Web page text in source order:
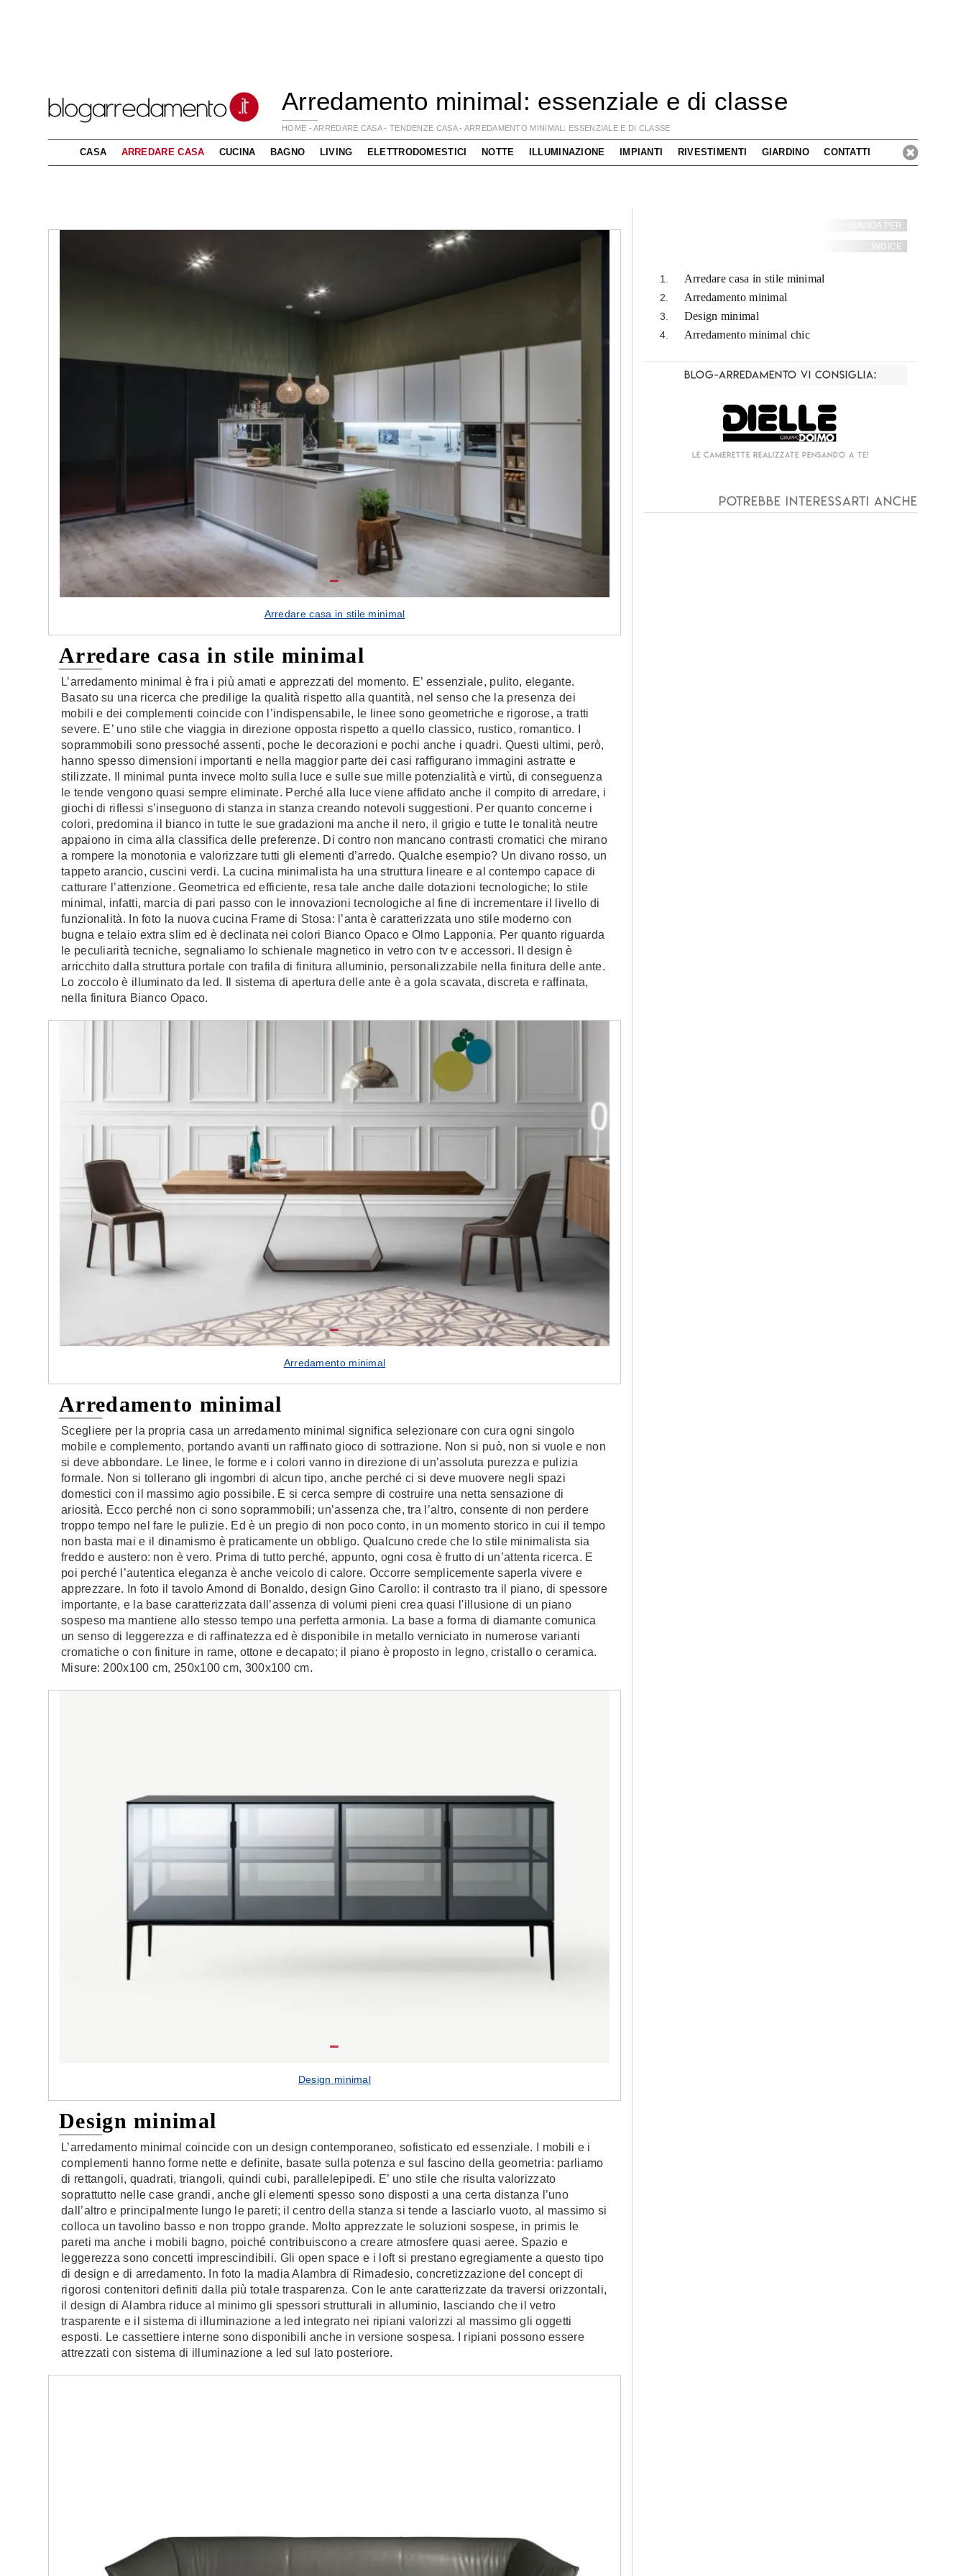
Arredamento minimal: essenziale e di classe
HOME -ARREDARE CASA- TENDENZE CASA - ARREDAMENTO MINIMAL: ESSENZIALE E DI CLASSE
CASA ARREDARE CASA CUCINA BAGNO LIVING ELETTRODOMESTICI NOTTE ILLUMINAZIONE IMPIANTI RIVESTIMENTI GIARDINO CONTATTI
Arredare casa in stile minimal
Arredare casa in stile minimal
L’arredamento minimal è fra i più amati e apprezzati del momento. E’ essenziale, pulito, elegante.
Basato su una ricerca che predilige la qualità rispetto alla quantità, nel senso che la presenza dei
mobili e dei complementi coincide con l’indispensabile, le linee sono geometriche e rigorose, a tratti
severe. E’ uno stile che viaggia in direzione opposta rispetto a quello classico, rustico, romantico. I
soprammobili sono pressoché assenti, poche le decorazioni e pochi anche i quadri. Questi ultimi, però,
hanno spesso dimensioni importanti e nella maggior parte dei casi raffigurano immagini astratte e
stilizzate. Il minimal punta invece molto sulla luce e sulle sue mille potenzialità e virtù, di conseguenza
le tende vengono quasi sempre eliminate. Perché alla luce viene affidato anche il compito di arredare, i
giochi di riflessi s’inseguono di stanza in stanza creando notevoli suggestioni. Per quanto concerne i
colori, predomina il bianco in tutte le sue gradazioni ma anche il nero, il grigio e tutte le tonalità neutre
appaiono in cima alla classifica delle preferenze. Di contro non mancano contrasti cromatici che mirano
a rompere la monotonia e valorizzare tutti gli elementi d’arredo. Qualche esempio? Un divano rosso, un
tappeto arancio, cuscini verdi. La cucina minimalista ha una struttura lineare e al contempo capace di
catturare l’attenzione. Geometrica ed efficiente, resa tale anche dalle dotazioni tecnologiche; lo stile
minimal, infatti, marcia di pari passo con le innovazioni tecnologiche al fine di incrementare il livello di
funzionalità. In foto la nuova cucina Frame di Stosa: l’anta è caratterizzata uno stile moderno con
bugna e telaio extra slim ed è declinata nei colori Bianco Opaco e Olmo Lapponia. Per quanto riguarda
le peculiarità tecniche, segnaliamo lo schienale magnetico in vetro con tv e accessori. Il design è
arricchito dalla struttura portale con trafila di finitura alluminio, personalizzabile nella finitura delle ante.
Lo zoccolo è illuminato da led. Il sistema di apertura delle ante è a gola scavata, discreta e raffinata,
nella finitura Bianco Opaco.
Arredamento minimal
Arredamento minimal
Scegliere per la propria casa un arredamento minimal significa selezionare con cura ogni singolo
mobile e complemento, portando avanti un raffinato gioco di sottrazione. Non si può, non si vuole e non
si deve abbondare. Le linee, le forme e i colori vanno in direzione di un’assoluta purezza e pulizia
formale. Non si tollerano gli ingombri di alcun tipo, anche perché ci si deve muovere negli spazi
domestici con il massimo agio possibile. E si cerca sempre di costruire una netta sensazione di
ariosità. Ecco perché non ci sono soprammobili; un’assenza che, tra l’altro, consente di non perdere
troppo tempo nel fare le pulizie. Ed è un pregio di non poco conto, in un momento storico in cui il tempo
non basta mai e il dinamismo è praticamente un obbligo. Qualcuno crede che lo stile minimalista sia
freddo e austero: non è vero. Prima di tutto perché, appunto, ogni cosa è frutto di un’attenta ricerca. E
poi perché l’autentica eleganza è anche veicolo di calore. Occorre semplicemente saperla vivere e
apprezzare. In foto il tavolo Amond di Bonaldo, design Gino Carollo: il contrasto tra il piano, di spessore
importante, e la base caratterizzata dall’assenza di volumi pieni crea quasi l'illusione di un piano
sospeso ma mantiene allo stesso tempo una perfetta armonia. La base a forma di diamante comunica
un senso di leggerezza e di raffinatezza ed è disponibile in metallo verniciato in numerose varianti
cromatiche o con finiture in rame, ottone e decapato; il piano è proposto in legno, cristallo o ceramica.
Misure: 200x100 cm, 250x100 cm, 300x100 cm.
Design minimal
Design minimal
L’arredamento minimal coincide con un design contemporaneo, sofisticato ed essenziale. I mobili e i
complementi hanno forme nette e definite, basate sulla potenza e sul fascino della geometria: parliamo
di rettangoli, quadrati, triangoli, quindi cubi, parallelepipedi. E’ uno stile che risulta valorizzato
soprattutto nelle case grandi, anche gli elementi spesso sono disposti a una certa distanza l’uno
dall’altro e principalmente lungo le pareti; il centro della stanza si tende a lasciarlo vuoto, al massimo si
colloca un tavolino basso e non troppo grande. Molto apprezzate le soluzioni sospese, in primis le
pareti ma anche i mobili bagno, poiché contribuiscono a creare atmosfere quasi aeree. Spazio e
leggerezza sono concetti imprescindibili. Gli open space e i loft si prestano egregiamente a questo tipo
di design e di arredamento. In foto la madia Alambra di Rimadesio, concretizzazione del concept di
rigorosi contenitori definiti dalla più totale trasparenza. Con le ante caratterizzate da traversi orizzontali,
il design di Alambra riduce al minimo gli spessori strutturali in alluminio, lasciando che il vetro
trasparente e il sistema di illuminazione a led integrato nei ripiani valorizzi al massimo gli oggetti
esposti. Le cassettiere interne sono disponibili anche in versione sospesa. I ripiani possono essere
attrezzati con sistema di illuminazione a led sul lato posteriore.
NAVIGA PER:
INDICE:
Arredare casa in stile minimal
Arredamento minimal
Design minimal
Arredamento minimal chic
Blog-Arredamento vi consiglia:
Cappe cucina dal design innovativo
Le camerette realizzate pensando a te!
Potrebbe interessarti anche